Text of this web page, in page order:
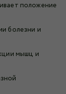
положение
болезни и
мышц и